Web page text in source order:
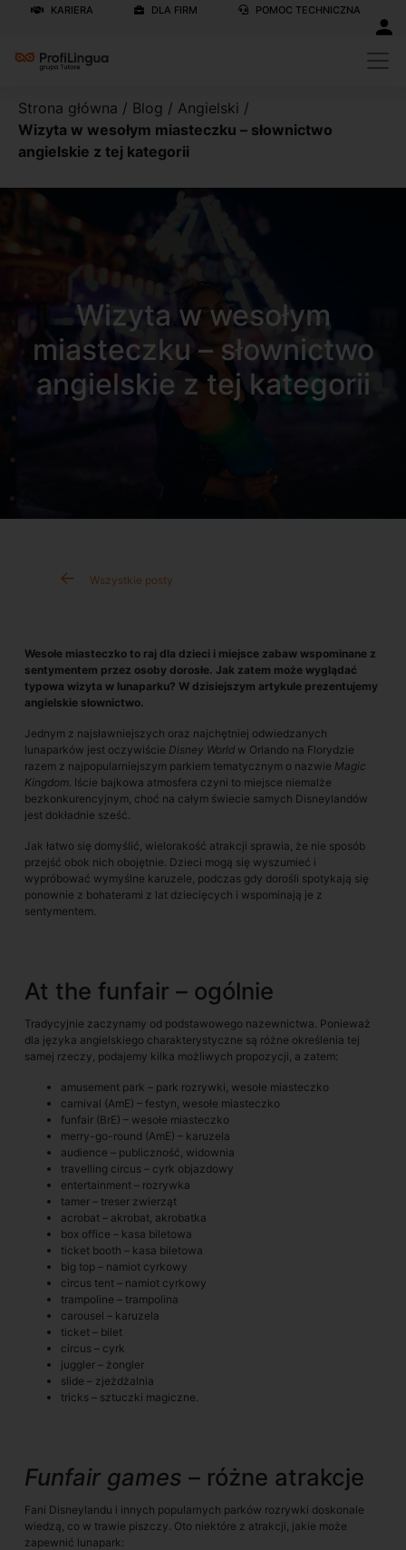
KARIERA DLA FIRM POMOC TECHNICZNA
Strona główna / Blog / Angielski /
Wizyta w wesołym miasteczku – słownictwo
angielskie z tej kategorii
Wizyta w wesołym
miasteczku – słownictwo
angielskie z tej kategorii
Wszystkie posty
Wesołe miasteczko to raj dla dzieci i miejsce zabaw wspominane z
sentymentem przez osoby dorosłe. Jak zatem może wyglądać
typowa wizyta w lunaparku? W dzisiejszym artykule prezentujemy
angielskie słownictwo.
Jednym z najsławniejszych oraz najchętniej odwiedzanych
lunaparków jest oczywiście Disney World w Orlando na Florydzie
razem z najpopularniejszym parkiem tematycznym o nazwie Magic
Kingdom. Iście bajkowa atmosfera czyni to miejsce niemalże
bezkonkurencyjnym, choć na całym świecie samych Disneylandów
jest dokładnie sześć.
Jak łatwo się domyślić, wielorakość atrakcji sprawia, że nie sposób
przejść obok nich obojętnie. Dzieci mogą się wyszumieć i
wypróbować wymyślne karuzele, podczas gdy dorośli spotykają się
ponownie z bohaterami z lat dziecięcych i wspominają je z
sentymentem.
At the funfair – ogólnie
Tradycyjnie zaczynamy od podstawowego nazewnictwa. Ponieważ
dla języka angielskiego charakterystyczne są różne określenia tej
samej rzeczy, podajemy kilka możliwych propozycji, a zatem:
amusement park – park rozrywki, wesołe miasteczko
carnival (AmE) – festyn, wesołe miasteczko
funfair (BrE) – wesołe miasteczko
merry-go-round (AmE) – karuzela
audience – publiczność, widownia
travelling circus – cyrk objazdowy
entertainment – rozrywka
tamer – treser zwierząt
acrobat – akrobat, akrobatka
box office – kasa biletowa
ticket booth – kasa biletowa
big top – namiot cyrkowy
circus tent – namiot cyrkowy
trampoline – trampolina
carousel – karuzela
ticket – bilet
circus – cyrk
juggler – żongler
slide – zjeżdżalnia
tricks – sztuczki magiczne.
Funfair games – różne atrakcje
Fani Disneylandu i innych popularnych parków rozrywki doskonale
wiedzą, co w trawie piszczy. Oto niektóre z atrakcji, jakie może
zapewnić lunapark: